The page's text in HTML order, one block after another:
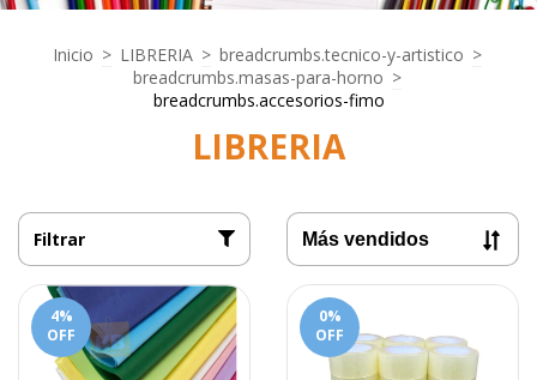
Inicio > LIBRERIA > breadcrumbs.tecnico-y-artistico >
breadcrumbs.masas-para-horno >
breadcrumbs.accesorios-fimo
LIBRERIA
Filtrar
4%
OFF
0%
OFF